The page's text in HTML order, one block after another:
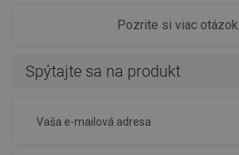
Pozrite si viac otázok
Spýtajte sa na produkt